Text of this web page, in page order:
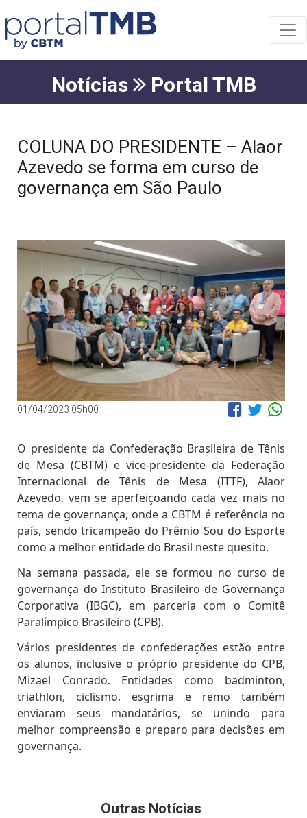
Notícias Portal TMB
COLUNA DO PRESIDENTE – Alaor
Azevedo se forma em curso de
governança em São Paulo
01/04/2023 05h00
O presidente da Confederação Brasileira de Tênis
de Mesa (CBTM) e vice-presidente da Federação
Internacional de Tênis de Mesa (ITTF), Alaor
Azevedo, vem se aperfeiçoando cada vez mais no
tema de governança, onde a CBTM é referência no
país, sendo tricampeão do Prêmio Sou do Esporte
como a melhor entidade do Brasil neste quesito.
Na semana passada, ele se formou no curso de
governança do Instituto Brasileiro de Governança
Corporativa (IBGC), em parceria com o Comitê
Paralímpico Brasileiro (CPB).
Vários presidentes de confederações estão entre
os alunos, inclusive o próprio presidente do CPB,
Mizael Conrado. Entidades como badminton,
triathlon, ciclismo, esgrima e remo também
enviaram seus mandatários, se unindo para
melhor compreensão e preparo para decisões em
governança.
Outras Notícias